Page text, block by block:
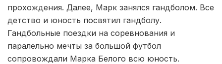
прохождения. Далее, Марк занялся гандболом. Все
детство и юность посвятил гандболу.
Гандбольные поездки на соревнования и
паралельно мечты за большой футбол
сопровождали Марка Белого всю юность.